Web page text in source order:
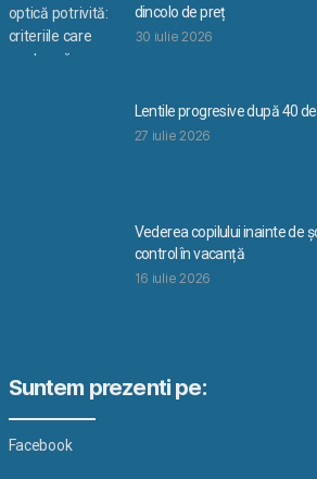
dincolo de preț
30 iulie 2026
Lentile progresive după 40
27 iulie 2026
Vederea copilului inainte de
control în vacanță
16 iulie 2026
Suntem prezenti pe:
Facebook